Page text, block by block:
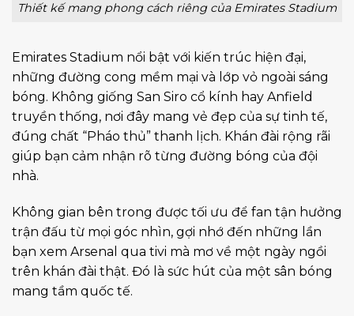
Thiết kế mang phong cách riêng của Emirates Stadium
Emirates Stadium nổi bật với kiến trúc hiện đại,
những đường cong mềm mại và lớp vỏ ngoài sáng
bóng. Không giống San Siro cổ kính hay Anfield
truyền thống, nơi đây mang vẻ đẹp của sự tinh tế,
đúng chất “Pháo thủ” thanh lịch. Khán đài rộng rãi
giúp bạn cảm nhận rõ từng đường bóng của đội
nhà.
Không gian bên trong được tối ưu để fan tận hưởng
trận đấu từ mọi góc nhìn, gợi nhớ đến những lần
bạn xem Arsenal qua tivi mà mơ về một ngày ngồi
trên khán đài thật. Đó là sức hút của một sân bóng
mang tầm quốc tế.